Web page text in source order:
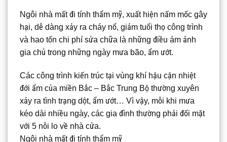
Ngôi nhà mất đi tính thẩm mỹ, xuất hiện nấm mốc gây
hại, dễ dàng xảy ra cháy nổ, giảm tuổi thọ công trình
và hao tốn chi phí sửa chữa là những điều ám ảnh
gia chủ trong những ngày mưa bão, ẩm ướt.
Các công trình kiến trúc tại vùng khí hậu cận nhiệt
đới ẩm của miền Bắc – Bắc Trung Bộ thường xuyên
xảy ra tình trạng dột, ẩm ướt… Vì vậy, mỗi khi mưa
kéo dài nhiều ngày, các gia đình thường phải đối mặt
với 5 nỗi lo về nhà cửa.
Ngôi nhà mất đi tính thẩm mỹ